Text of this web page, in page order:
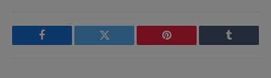
Facebook Twitter Pinterest Tumblr